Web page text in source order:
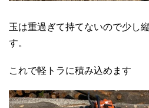
玉は重過ぎて持てないので少し
す。
これで軽トラに積み込めます